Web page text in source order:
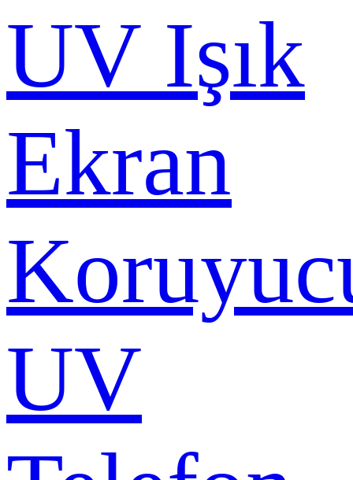
UV Işık
Ekran
UV